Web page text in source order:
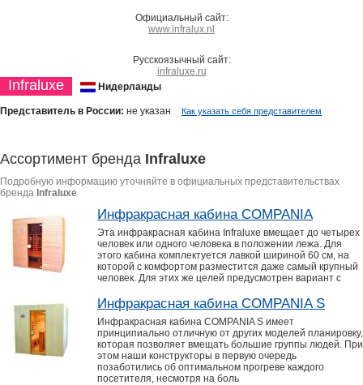
Официальный сайт:
www.infralux.nl
Русскоязычный сайт:
infraluxe.ru
Infraluxe Нидерланды
Представитель в России: не указан Как указать себя представителем
Ассортимент бренда Infraluxe
Подробную информацию уточняйте в официальных представительствах
бренда Infraluxe
Инфракрасная кабина COMPANIA
Эта инфракрасная кабина Infraluxe вмещает до четырех
человек или одного человека в положении лежа. Для
этого кабина комплектуется лавкой шириной 60 см, на
которой с комфортом разместится даже самый крупный
человек. Для этих же целей предусмотрен вариант с
Инфракрасная кабина COMPANIA S
Инфракрасная кабина COMPANIA S имеет
принципиально отличную от других моделей планировку,
которая позволяет вмещать большие группы людей. При
этом наши конструкторы в первую очередь
позаботились об оптимальном прогреве каждого
посетителя, несмотря на боль